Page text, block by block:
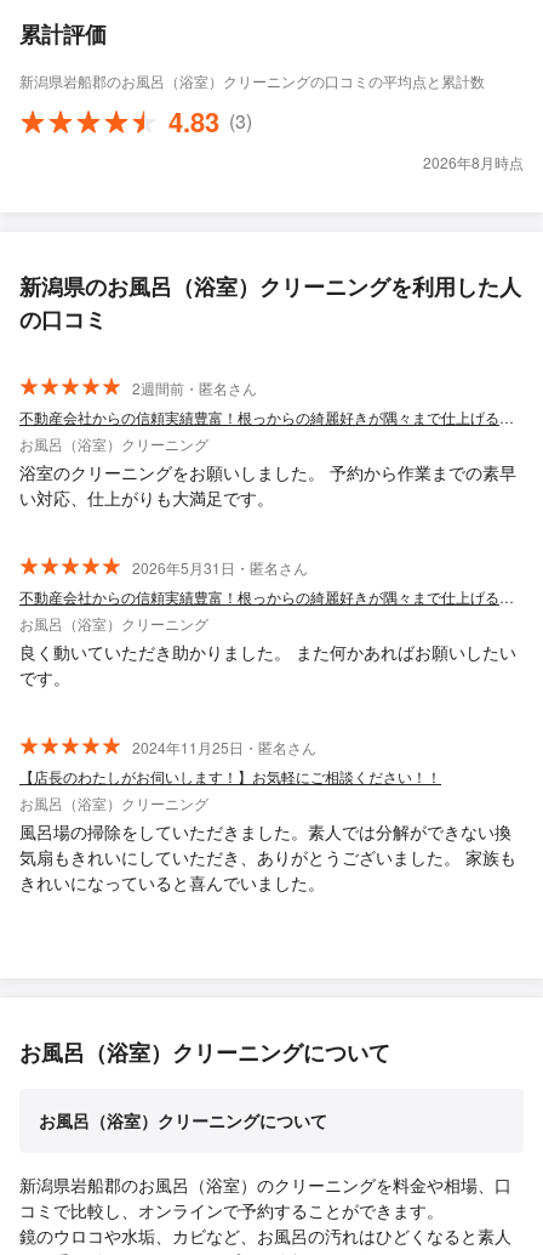
累計評価
新潟県岩船郡のお風呂（浴室）クリーニングの口コミの平均点と累計数
4.83 (3)
2026年8月時点
新潟県のお風呂（浴室）クリーニングを利用した人
の口コミ
2週間前・匿名さん
不動産会社からの信頼実績豊富！根っからの綺麗好きが隅々まで仕上げる退去清掃
お風呂（浴室）クリーニング
浴室のクリーニングをお願いしました。 予約から作業までの素早
い対応、仕上がりも大満足です。
2026年5月31日・匿名さん
不動産会社からの信頼実績豊富！根っからの綺麗好きが隅々まで仕上げる退去清掃
お風呂（浴室）クリーニング
良く動いていただき助かりました。 また何かあればお願いしたい
です。
2024年11月25日・匿名さん
【店長のわたしがお伺いします！】お気軽にご相談ください！！
お風呂（浴室）クリーニング
風呂場の掃除をしていただきました。素人では分解ができない換
気扇もきれいにしていただき、ありがとうございました。 家族も
きれいになっていると喜んでいました。
お風呂（浴室）クリーニングについて
お風呂（浴室）クリーニングについて
新潟県岩船郡のお風呂（浴室）のクリーニングを料金や相場、口
コミで比較し、オンラインで予約することができます。
鏡のウロコや水垢、カビなど、お風呂の汚れはひどくなると素人